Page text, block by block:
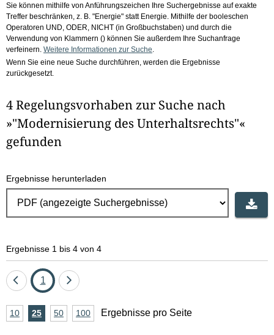
Sie können mithilfe von Anführungszeichen Ihre Suchergebnisse auf exakte
Treffer beschränken, z. B. "Energie" statt Energie. Mithilfe der booleschen
Operatoren UND, ODER, NICHT (in Großbuchstaben) und durch die
Verwendung von Klammern () können Sie außerdem Ihre Suchanfrage
verfeinern. Weitere Informationen zur Suche
Wenn Sie eine neue Suche durchführen, werden die Ergebnisse
zurückgesetzt.
4 Regelungsvorhaben zur Suche nach
»"Modernisierung des Unterhaltsrechts"«
gefunden
Ergebnisse herunterladen
Ergebnisse 1 bis 4 von 4
Eine
zurück
Seite
1
Eine
vor
A10Ergebnisse
25Ergebnisse
50Ergebnisse
100Ergebnisse
Ergebnisse pro Seite